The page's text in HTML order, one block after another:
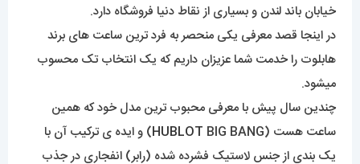
خیابان باند لندن و بسیاری از نقاط دنیا فروشگاه دارد.
در اینجا قصد معرفی یکی منحصر به فرد ترین ساعت های برند
هابلوت را خدمت شما عزیزان داریم که یک انتخاب تک محسوب
میشود.
چندین سال پیش با معرفی محبوب ترین مدل خود که همین
ساعت هست (
HUBLOTBIG BANG) و ایده ی ترکیب آن با
یک بندی از جنس لاستیک فشرده شده (رابر) انفجاری در جذب